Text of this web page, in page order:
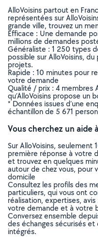
AlloVoisins partout en
représentées sur
grande ville, trouvez un
Efficace : Une demande
millions de demandes
Généraliste : 1 250 types
possible sur AlloVoisins,
projets.
Rapide : 10 minutes pour
votre demande
Qualité / prix : 4 membres
qu’AlloVoisins propose un
* Données issues d’une
échantillon de 5 671
Vous cherchez un aide
Sur AlloVoisins, seulement
première réponse à votre
et trouvez en quelques
autour de chez vous, pour
domicile
Consultez les profils des
particuliers, qui vous ont
réalisation, expertises,
votre demande et à votre
Conversez ensemble
des échanges sécurisés
intégrés.